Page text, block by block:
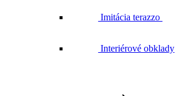
Imitácia terazzo
Interiérové obklady